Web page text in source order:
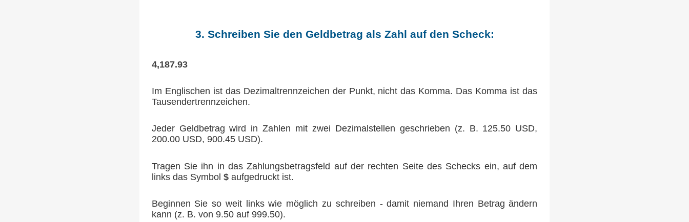
3. Schreiben Sie den Geldbetrag als Zahl auf den Scheck:
4,187.93
Im Englischen ist das Dezimaltrennzeichen der Punkt, nicht das Komma. Das Komma ist das
Tausendertrennzeichen.
Jeder Geldbetrag wird in Zahlen mit zwei Dezimalstellen geschrieben (z. B. 125.50 USD,
200.00 USD, 900.45 USD).
Tragen Sie ihn in das Zahlungsbetragsfeld auf der rechten Seite des Schecks ein, auf dem
links das Symbol $aufgedruckt ist.
Beginnen Sie so weit links wie möglich zu schreiben - damit niemand Ihren Betrag ändern
kann (z. B. von 9.50 auf 999.50).